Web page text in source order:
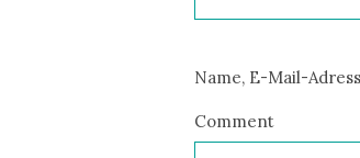
Name, E-Mail-
Comment